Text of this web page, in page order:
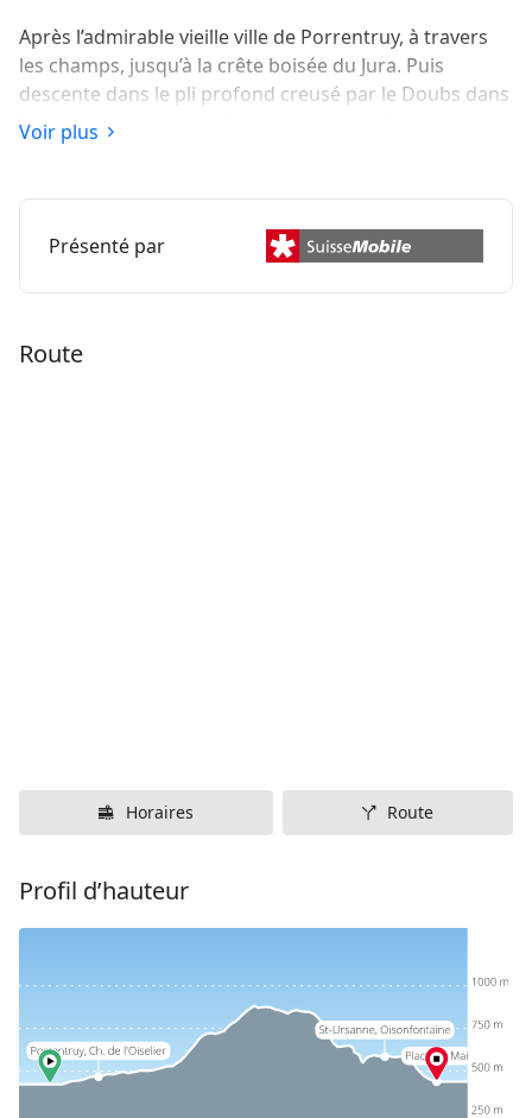
Après l’admirable vieille ville de Porrentruy, à travers
les champs, jusqu’à la crête boisée du Jura. Puis
descente dans le pli profond creusé par le Doubs dans
les roches karstiques. St-Ursanne est un bijou. Une
autre époque règne dans le cloître du monastère..
Voir plus
Présenté par
Route
Horaires Route
Profil d’hauteur